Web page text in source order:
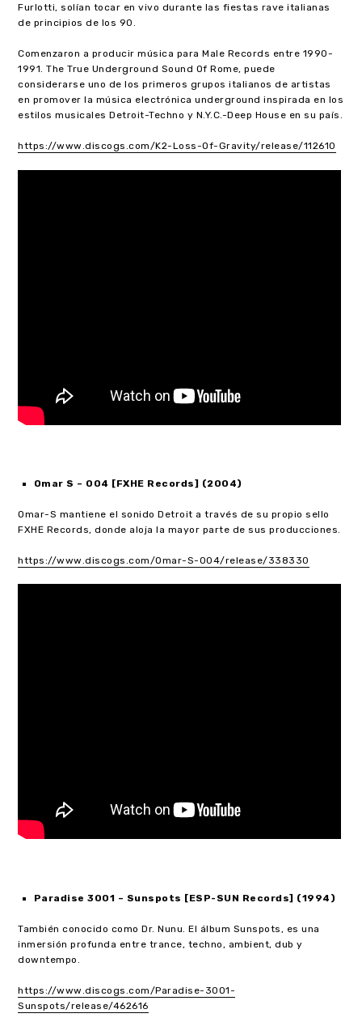
Furlotti, solían tocar en vivo durante las fiestas rave italianas
de principios de los 90.
Comenzaron a producir música para Male Records entre 1990-
1991. The True Underground Sound Of Rome, puede
considerarse uno de los primeros grupos italianos de artistas
en promover la música electrónica underground inspirada en los
estilos musicales Detroit-Techno y N.Y.C.-Deep House en su país.
https://www.discogs.com/K2-Loss-Of-Gravity/release/112610
Omar S – 004 [FXHE Records] (2004)
Omar-S mantiene el sonido Detroit a través de su propio sello
FXHE Records, donde aloja la mayor parte de sus producciones.
https://www.discogs.com/Omar-S-004/release/338330
Paradise 3001 – Sunspots [ESP-SUN Records] (1994)
También conocido como Dr. Nunu. El álbum Sunspots, es una
inmersión profunda entre trance, techno, ambient, dub y
downtempo.
https://www.discogs.com/Paradise-3001-
Sunspots/release/462616